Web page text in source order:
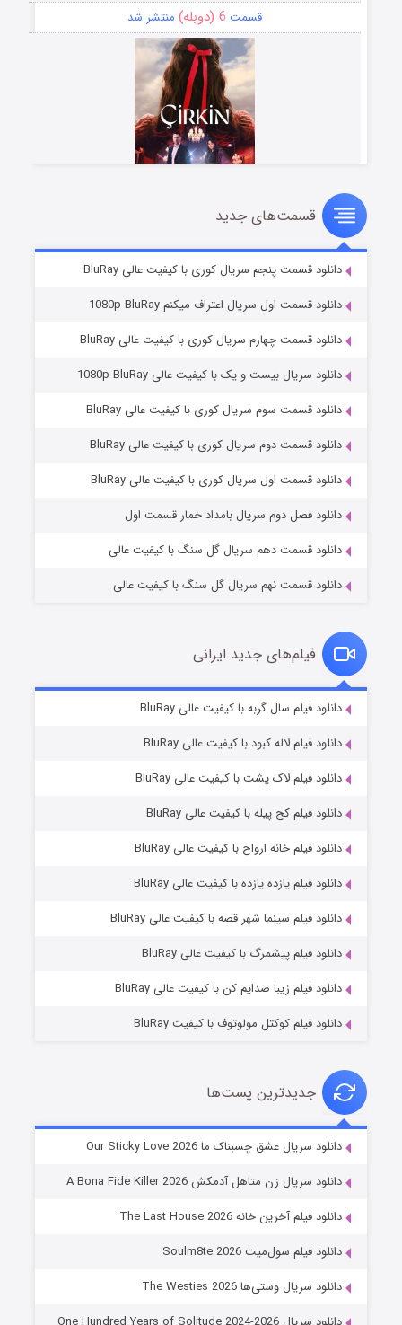
قسمت 6 (دوبله) منتشر شد
سریال زشت
قسمت5 (زیرنویس) منتشر شد
وستی ها
قسمت1 (زیرنویس) منتشر شد
قسمت6 (زیرنویس) منتشر شد
شوهر
قسمت‌های جدید
دانلود قسمت پنجم سریال کوری با کیفیت عالی BluRay
دانلود قسمت اول سریال اعتراف میکنم 1080p BluRay
دانلود قسمت چهارم سریال کوری با کیفیت عالی BluRay
دانلود سریال بیست و یک با کیفیت عالی 1080p BluRay
دانلود قسمت سوم سریال کوری با کیفیت عالی BluRay
دانلود قسمت دوم سریال کوری با کیفیت عالی BluRay
دانلود قسمت اول سریال کوری با کیفیت عالی BluRay
دانلود فصل دوم سریال بامداد خمار قسمت اول
دانلود قسمت دهم سریال گل سنگ با کیفیت عالی
دانلود قسمت نهم سریال گل سنگ با کیفیت عالی
فیلم‌های جدید ایرانی
دانلود فیلم سال گربه با کیفیت عالی BluRay
دانلود فیلم لاله کبود با کیفیت عالی BluRay
دانلود فیلم لاک پشت با کیفیت عالی BluRay
دانلود فیلم کج‌ پیله با کیفیت عالی BluRay
دانلود فیلم خانه ارواح با کیفیت عالی BluRay
دانلود فیلم یازده یازده با کیفیت عالی BluRay
دانلود فیلم سینما شهر قصه با کیفیت عالی BluRay
دانلود فیلم پیشمرگ با کیفیت عالی BluRay
دانلود فیلم زیبا صدایم کن با کیفیت عالی BluRay
دانلود فیلم کوکتل مولوتوف با کیفیت BluRay
جدیدترین پست‌ها
دانلود سریال عشق چسبناک ما Our Sticky Love 2026
دانلود سریال زن متاهل آدمکش A Bona Fide Killer 2026
دانلود فیلم آخرین خانه The Last House 2026
دانلود فیلم سول‌میت Soulm8te 2026
دانلود سریال وستی‌ها The Westies 2026